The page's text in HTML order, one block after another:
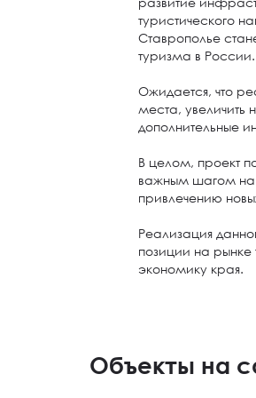
туристического
Ставрополье
туризма в России.
Ожидается, что
места, увеличить
дополнительные
В целом, проект
важным шагом на
привлечению
Реализация
позиции на рынке
экономику края.
Объекты на